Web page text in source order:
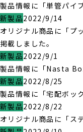
製品情報に「単管パイ
新製品2022/9/14
オリジナル商品に「プ
掲載しました。
新製品2022/9/1
製品情報に「Nasta
新製品2022/8/25
製品情報に「宅配ボッ
新製品2022/8/22
オリジナル商品に「ス